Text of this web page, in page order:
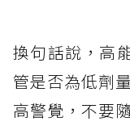
換句話說，高
管是否為低劑
高警覺，不要